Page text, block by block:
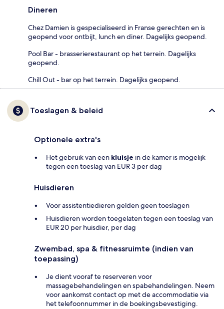
Dineren
Chez Damien is gespecialiseerd in Franse gerechten en is
geopend voor ontbijt, lunch en diner. Dagelijks geopend.
Pool Bar - brasserierestaurant op het terrein. Dagelijks
geopend.
Chill Out - bar op het terrein. Dagelijks geopend.
Toeslagen & beleid
Optionele extra's
Het gebruik van een kluisje in de kamer is mogelijk
tegen een toeslag van EUR 3 per dag
Huisdieren
Voor assistentiedieren gelden geen toeslagen
Huisdieren worden toegelaten tegen een toeslag van
EUR 20 per huisdier, per dag
Zwembad, spa & fitnessruimte (indien van
toepassing)
Je dient vooraf te reserveren voor
massagebehandelingen en spabehandelingen. Neem
voor aankomst contact op met de accommodatie via
het telefoonnummer in de boekingsbevestiging.